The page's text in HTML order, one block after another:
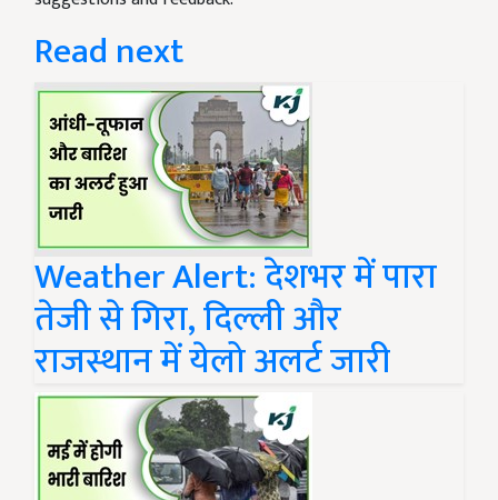
Read next
Weather Alert: देशभर में पारा
तेजी से गिरा, दिल्ली और
राजस्थान में येलो अलर्ट जारी